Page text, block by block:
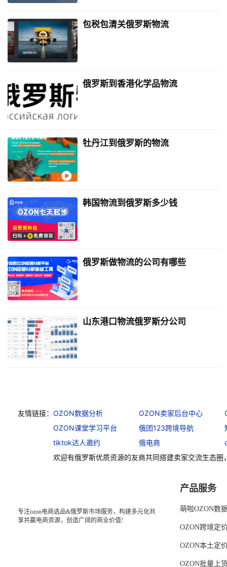
包税包清关俄罗斯物流
俄罗斯到香港化学品物流
牡丹江到俄罗斯的物流
韩国物流到俄罗斯多少钱
俄罗斯做物流的公司有哪些
山东港口物流俄罗斯分公司
友情链接： OZON数据分析 OZON卖家后台中心
OZON课堂学习平台
俄团123跨境导航
tiktok达人邀约
俄电商
欢迎有俄罗斯优质资源的友商共同搭建卖家交流生态圈
专注ozon电商选品&俄罗斯市场服务，构建多元化共
享共赢电商资源，创造广阔的商业价值!
产品服务
萌啦OZON数
OZON跨境定
OZON本土定
OZON批量上